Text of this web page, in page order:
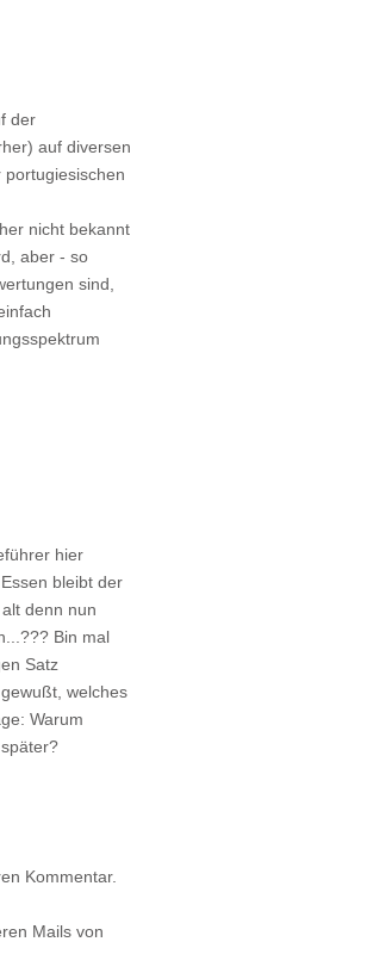
der
auf diversen
nicht bekannt
aber - so
sind,
hier
bleibt der
denn nun
Bin mal
Satz
welches
Warum
Kommentar.
Mails von